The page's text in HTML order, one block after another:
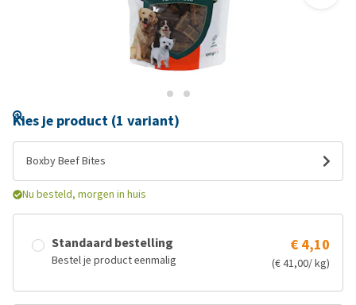
Kies je product (1 variant)
Boxby Beef Bites
Nu besteld, morgen in huis
Standaard bestelling
Bestel je product eenmalig
€ 4,10
(€ 41,00/ kg)